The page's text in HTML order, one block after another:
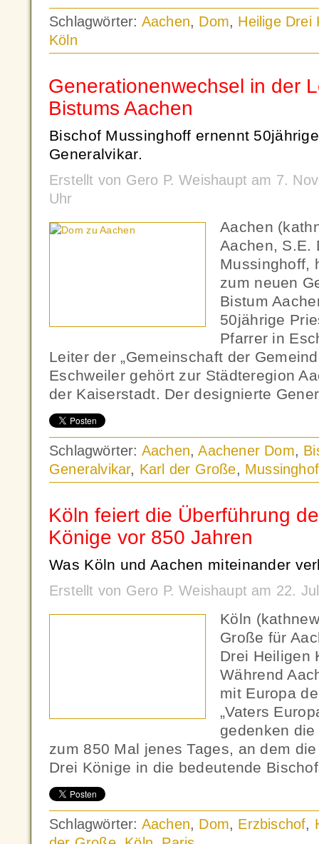
Schlagwörter: Aachen, Dom, Heilige Drei
Köln
Generationenwechsel in der
Bistums Aachen
Bischof Mussinghoff ernennt
Generalvikar.
Erstellt von Gero P. Weishaupt am 7.
Uhr
Aachen
Aachen, S.E.
Mussinghoff,
zum neuen
Bistum
50jährige
Pfarrer in
Leiter der „Gemeinschaft der
Eschweiler gehört zur Städteregion
der Kaiserstadt. Der designierte
Schlagwörter: Aachen,Aachener Dom,
Generalvikar, Karl der Große,
Köln feiert die Überführung
Könige vor 850 Jahren
Was Köln und Aachen miteinander
Erstellt von Gero P. Weishaupt am 22.
Köln
Große für
Drei Heiligen
Während
mit Europa
„Vaters
gedenken
zum 850 Mal jenes Tages, an dem
Drei Könige in die bedeutende
Schlagwörter: Aachen, Dom, Erzbischof,